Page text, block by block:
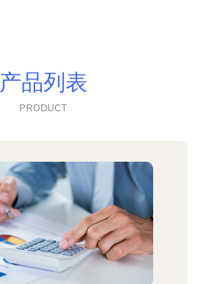
产品列表
PRODUCT